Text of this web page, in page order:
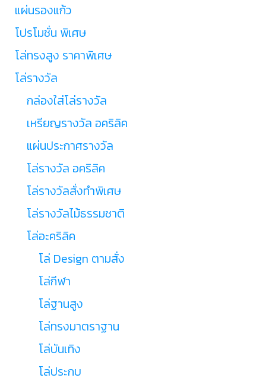
แผ่นรองแก้ว
โปรโมชั่น พิเศษ
โล่ทรงสูง ราคาพิเศษ
โล่รางวัล
กล่องใส่โล่รางวัล
เหรียญรางวัล อคริลิค
แผ่นประกาศรางวัล
โล่รางวัล อคริลิค
โล่รางวัลสั่งทำพิเศษ
โล่รางวัลไม้ธรรมชาติ
โล่อะคริลิค
โล่ Design ตามสั่ง
โล่กีฬา
โล่ฐานสูง
โล่ทรงมาตราฐาน
โล่บันเทิง
โล่ประกบ